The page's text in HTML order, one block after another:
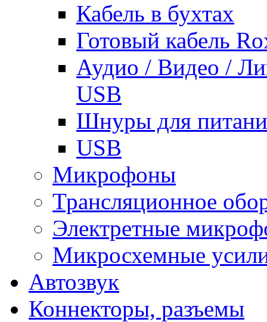
Кабель в бухтах
Готовый кабель
Аудио / Видео /
USB
Шнуры для
USB
Микрофоны
Трансляционное
Электретные
Микросхемные
Автозвук
Коннекторы, разъемы